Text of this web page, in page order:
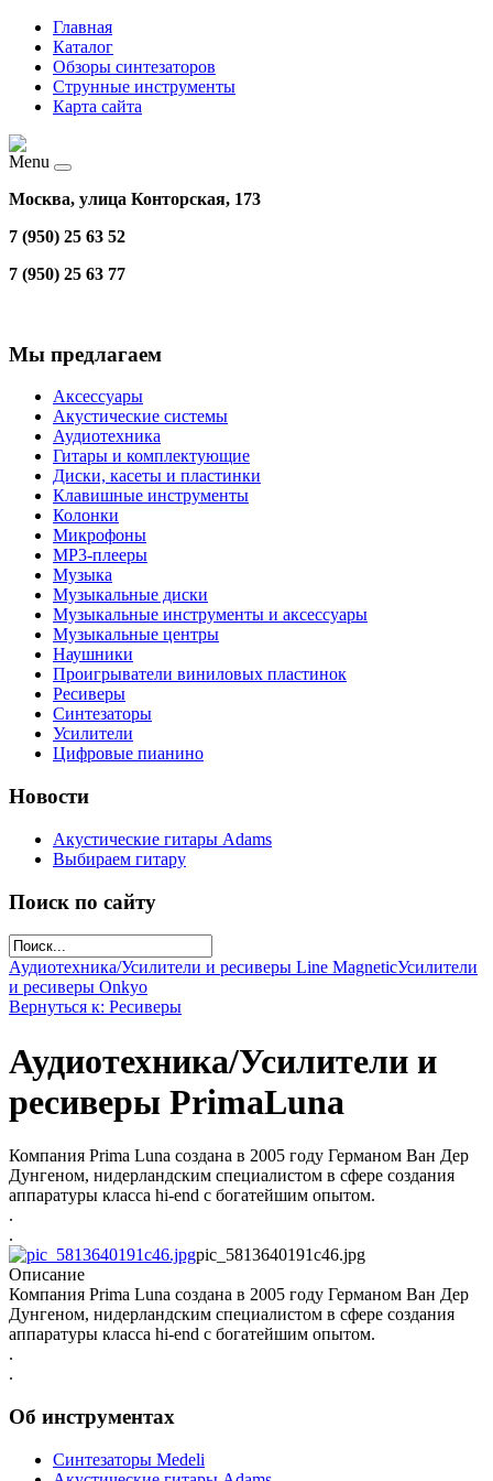
Главная
Каталог
Обзоры синтезаторов
Струнные инструменты
Карта сайта
Menu
Москва, улица Конторская, 173
7 (950) 25 63 52
7 (950) 25 63 77
Мы предлагаем
Аксессуары
Акустические системы
Аудиотехника
Гитары и комплектующие
Диски, касеты и пластинки
Клавишные инструменты
Колонки
Микрофоны
МР3-плееры
Музыка
Музыкальные диски
Музыкальные инструменты и аксессуары
Музыкальные центры
Наушники
Проигрыватели виниловых пластинок
Ресиверы
Синтезаторы
Усилители
Цифровые пианино
Новости
Акустические гитары Adams
Выбираем гитару
Поиск по сайту
Аудиотехника/Усилители и ресиверы Line MagneticУсилители
и ресиверы Onkyo
Вернуться к: Ресиверы
Аудиотехника/Усилители и
ресиверы PrimaLuna
Компания Prima Luna создана в 2005 году Германом Ван Дер
Дунгеном, нидерландским специалистом в сфере создания
аппаратуры класса hi-end с богатейшим опытом.
.
.
pic_5813640191c46.jpg
Описание
Компания Prima Luna создана в 2005 году Германом Ван Дер
Дунгеном, нидерландским специалистом в сфере создания
аппаратуры класса hi-end с богатейшим опытом.
.
.
Об инструментах
Синтезаторы Мedeli